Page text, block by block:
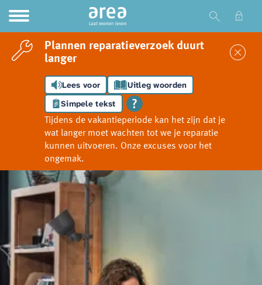
Naar hoofdinhoud
Naar hoofdnavigatiemenu
Naar de homepage
Ga naar Hoofd
Plannen reparatieverzoek duurt
langer
Lees voor
Uitleg woorden
Simpele tekst
Tijdens de vakantieperiode kan het zijn dat je
wat langer moet wachten tot we je reparatie
kunnen uitvoeren. Onze excuses voor het
ongemak.